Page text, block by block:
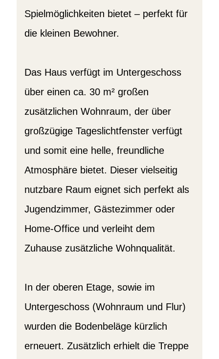
Spielmöglichkeiten bietet – perfekt für
die kleinen Bewohner.
Das Haus verfügt im Untergeschoss
über einen ca. 30 m² großen
zusätzlichen Wohnraum, der über
großzügige Tageslichtfenster verfügt
und somit eine helle, freundliche
Atmosphäre bietet. Dieser vielseitig
nutzbare Raum eignet sich perfekt als
Jugendzimmer, Gästezimmer oder
Home-Office und verleiht dem
Zuhause zusätzliche Wohnqualität.
In der oberen Etage, sowie im
Untergeschoss (Wohnraum und Flur)
wurden die Bodenbeläge kürzlich
erneuert. Zusätzlich erhielt die Treppe